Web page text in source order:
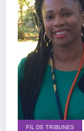
FIL DE TRIBUNES